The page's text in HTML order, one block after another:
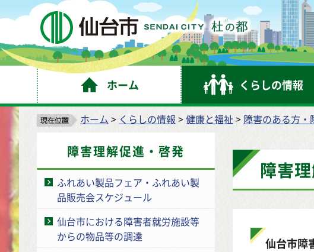
仙台市
ホーム くらしの情報
ホーム > くらしの情報 >健康と福祉 > 障害のある方・
障害理解促進・啓発
ふれあい製品フェア・ふれあい製
品販売会スケジュール
仙台市における障害者就労施設等
からの物品等の調達
障害
仙台市障